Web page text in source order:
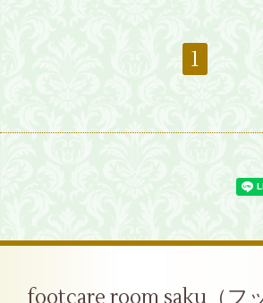
1
footcare room saku（フ